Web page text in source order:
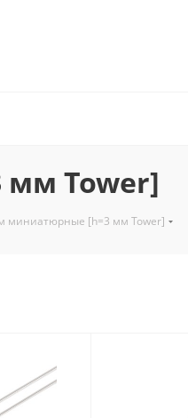
Tower]
миниатюрные [h=3 мм Tower]